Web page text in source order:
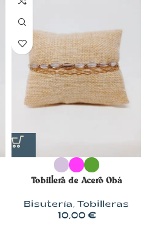
Tobillera de Acero Obá
Bisutería, Tobilleras
10,00 €